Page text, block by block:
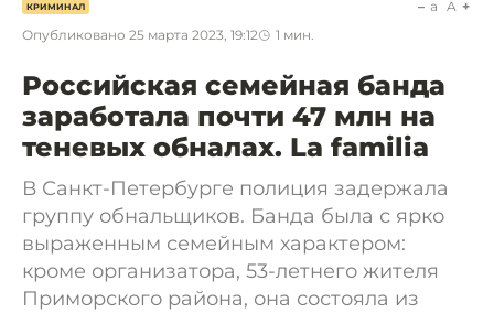
КРИМИНАЛ
Опубликовано 25 марта 2023, 19:12 1 мин.
a A
Российская семейная банда
заработала почти 47 млн на
теневых обналах. La familia
В Санкт-Петербурге полиция задержала
группу обнальщиков. Банда была с ярко
выраженным семейным характером:
кроме организатора, 53-летнего жителя
Приморского района, она состояла из